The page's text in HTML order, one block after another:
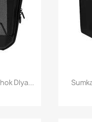
Dlya... 